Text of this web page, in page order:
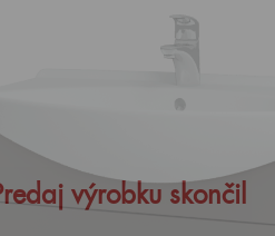
výrobku skončil